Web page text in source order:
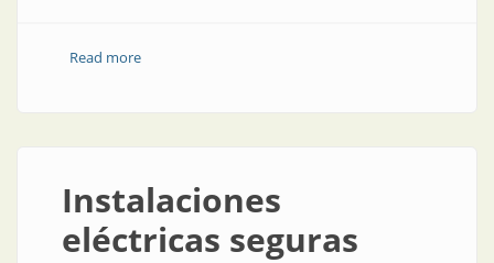
Read moreabout Locia al son de la tecnología: lista para corregir
Instalaciones
eléctricas seguras